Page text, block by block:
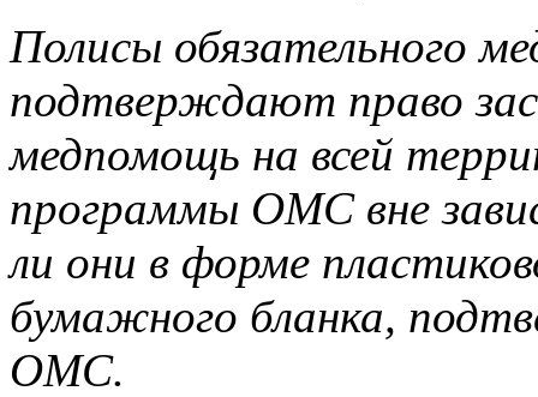
Полисы обязательного
подтверждают право
медпомощь на всей
программы ОМС вне
ли они в форме
бумажного бланка,
ОМС.